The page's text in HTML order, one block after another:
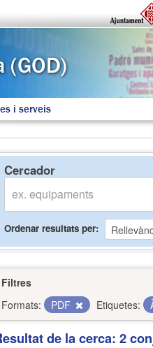
i serveis
Cercador
Ordenar resultats per
Filtres
Formats:
PDF Etiquetes:
de la cerca: 2